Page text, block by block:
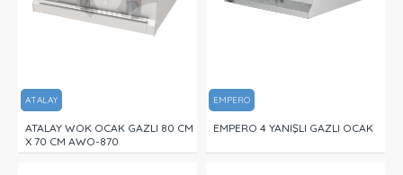
ATALAY
ATALAY WOK OCAK GAZLI 80 CM
X 70 CM AWO-870
EMPERO
EMPERO 4 YANIŞLI GAZLI OCAK